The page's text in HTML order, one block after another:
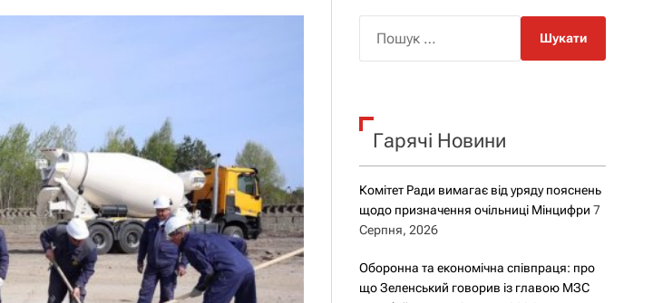
р
о
у
к
Гарячі Новини
Комітет Ради вимагає від уряду пояснень
щодо призначення очільниці Мінцифри 7
Серпня, 2026
Оборонна та економічна співпраця: про
що Зеленський говорив із главою МЗС